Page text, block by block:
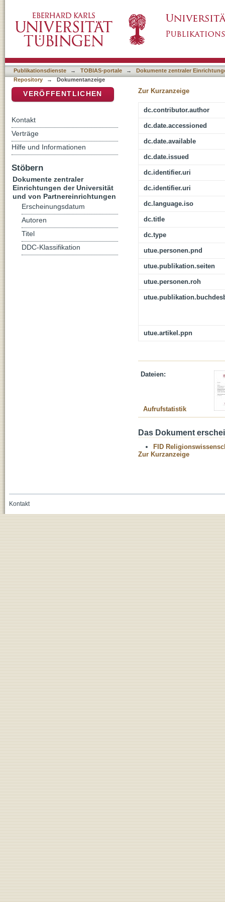
Publikationsdienste → TOBIAS-portale →
Dokumente zentraler
Repository
→ Dokumentanzeige
Zur Kurzanzeige
dc.contributor.author
dc.date.accessioned
dc.date.available
dc.date.issued
dc.identifier.uri
dc.identifier.uri
dc.language.iso
dc.title
dc.type
utue.personen.pnd
utue.publikation.seiten
utue.personen.roh
utue.artikel.ppn
Dateien:
Aufrufstatistik
Das Dokument
FID
Zur Kurzanzeige
VERÖFFENTLICHEN
Kontakt
Verträge
Hilfe und Informationen
Stöbern
Dokumente zentraler
Einrichtungen der Universität
und von Partnereinrichtungen
Erscheinungsdatum
Autoren
Titel
DDC-Klassifikation
Kontakt